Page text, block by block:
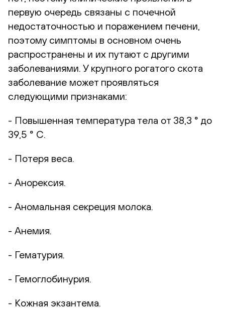
первую очередь связаны с почечной
недостаточностью и поражением печени,
поэтому симптомы в основном очень
распространены и их путают с другими
заболеваниями. У крупного рогатого скота
заболевание может проявляться
следующими признаками:
- Повышенная температура тела от 38,3 ° до
39,5 ° С.
- Потеря веса.
- Анорексия.
- Аномальная секреция молока.
- Анемия.
- Гематурия.
- Гемоглобинурия.
- Кожная экзантема.